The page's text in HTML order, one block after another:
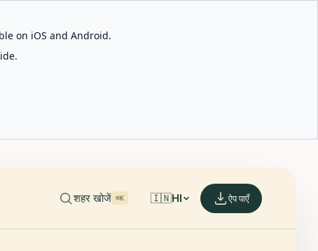
on iOS and Android.
शहर खोजें ⌘K 🇮🇳HI ऐप पाएँ